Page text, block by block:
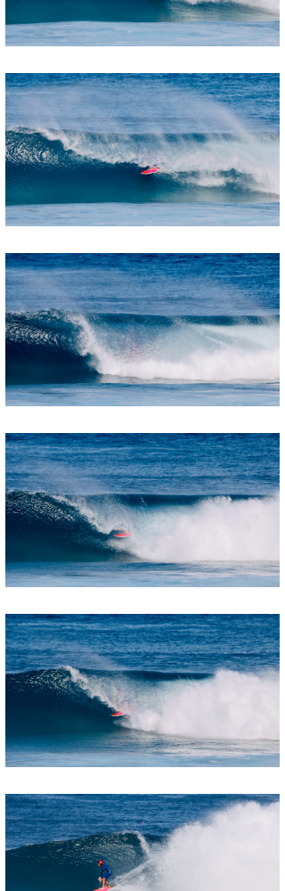
唐澤予報士
米山予報士
wanda
予報士 hiro.
Mr.K
chappy
Romisea